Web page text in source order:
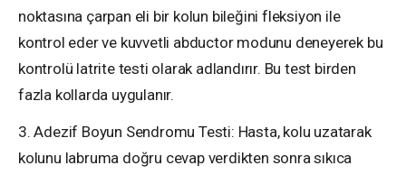
noktasına çarpan eli bir kolun bileğini fleksiyon ile
kontrol eder ve kuvvetli abductor modunu deneyerek bu
kontrolü latrite testi olarak adlandırır. Bu test birden
fazla kollarda uygulanır.
3. Adezif Boyun Sendromu Testi: Hasta, kolu uzatarak
kolunu labruma doğru cevap verdikten sonra sıkıca